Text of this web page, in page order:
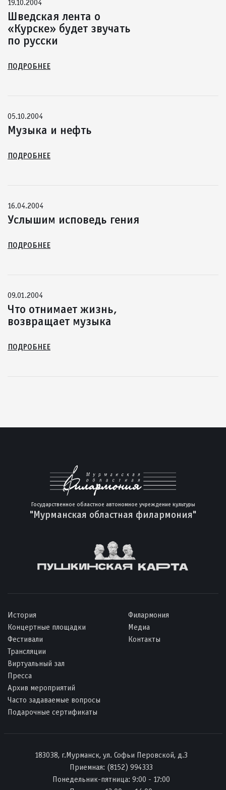
19.10.2004
Шведская лента о
«Курске» будет звучать
по русски
ПОДРОБНЕЕ
05.10.2004
Музыка и нефть
ПОДРОБНЕЕ
16.04.2004
Услышим исповедь гения
ПОДРОБНЕЕ
09.01.2004
Что отнимает жизнь,
возвращает музыка
ПОДРОБНЕЕ
Государственное областное автономное учреждение культуры
"Мурманская областная филармония"
История
Концертные площадки
Фестивали
Трансляции
Виртуальный зал
Пресса
Архив мероприятий
Часто задаваемые вопросы
Подарочные сертификаты
Филармония
Медиа
Контакты
183038, г.Мурманск, ул. Софьи Перовской, д.3
Приемная: (8152) 994333
Понедельник-пятница: 9:00 - 17:00